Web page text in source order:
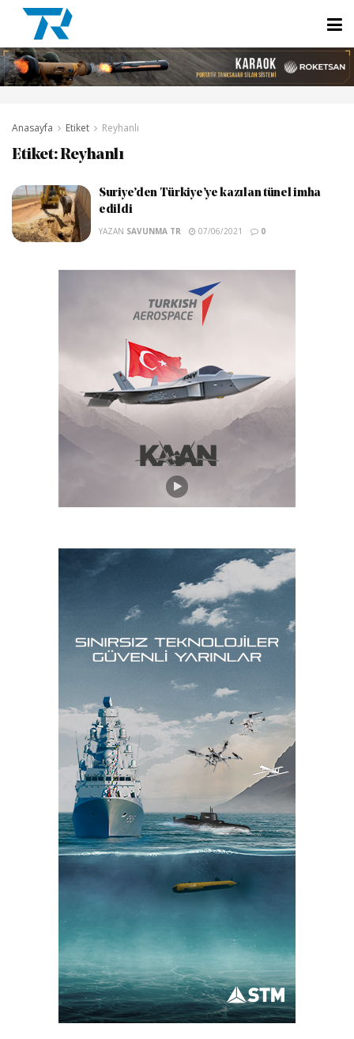
Anasayfa Etiket Reyhanlı
Etiket:Reyhanlı
Suriye’den Türkiye’ye kazılan tünel imha
edildi
YAZAN SAVUNMA TR 07/06/2021 0